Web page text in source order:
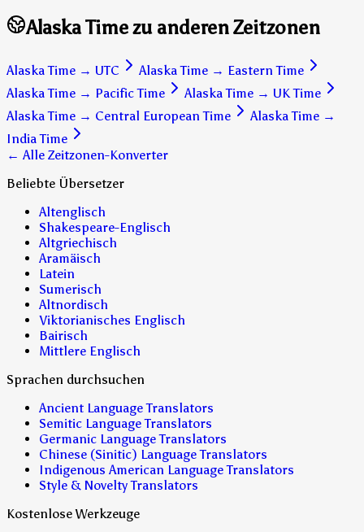
Alaska Time zu anderen Zeitzonen
Alaska Time → UTC Alaska Time → Eastern Time
Alaska Time → Pacific Time Alaska Time → UK Time
Alaska Time → Central European Time Alaska Time →
India Time
← Alle Zeitzonen-Konverter
Beliebte Übersetzer
Altenglisch
Shakespeare-Englisch
Altgriechisch
Aramäisch
Latein
Sumerisch
Altnordisch
Viktorianisches Englisch
Bairisch
Mittlere Englisch
Sprachen durchsuchen
Ancient Language Translators
Semitic Language Translators
Germanic Language Translators
Chinese (Sinitic) Language Translators
Indigenous American Language Translators
Style & Novelty Translators
Kostenlose Werkzeuge